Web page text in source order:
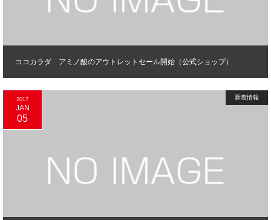
ココカラダ アミノ酸のアウトレットセール開始（公式ショップ）
2017
JAN
05
新着情報